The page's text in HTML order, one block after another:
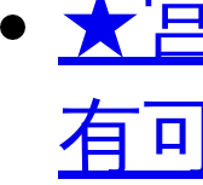
★
有